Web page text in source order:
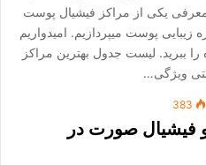
معرفی یکی از مراکز فیشیال پوست
زیبایی پوست میپردازیم. امیدواریم
ببرید. لیست جدول بهترین مراکز
ویژگی…
383
فیشیال صورت در